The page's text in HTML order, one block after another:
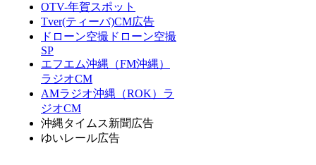
OTV-年賀スポット
Tver(ティーバ)CM広告
ドローン空撮 ドローン空撮
SP
エフエム沖縄（FM沖縄）
ラジオCM
AMラジオ沖縄（ROK）ラ
ジオCM
沖縄タイムス新聞広告
ゆいレール広告